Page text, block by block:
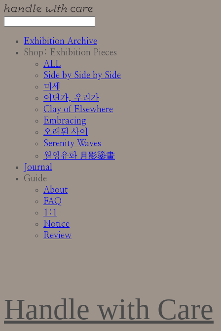
Exhibition Archive
Shop: Exhibition Pieces
ALL
Side by Side by Side
미세
어딘가, 우리가
Clay of Elsewhere
Embracing
오래된 사이
Serenity Waves
월영유화 月影鎏畫
Journal
Guide
About
FAQ
1:1
Notice
Review
Handle with Care